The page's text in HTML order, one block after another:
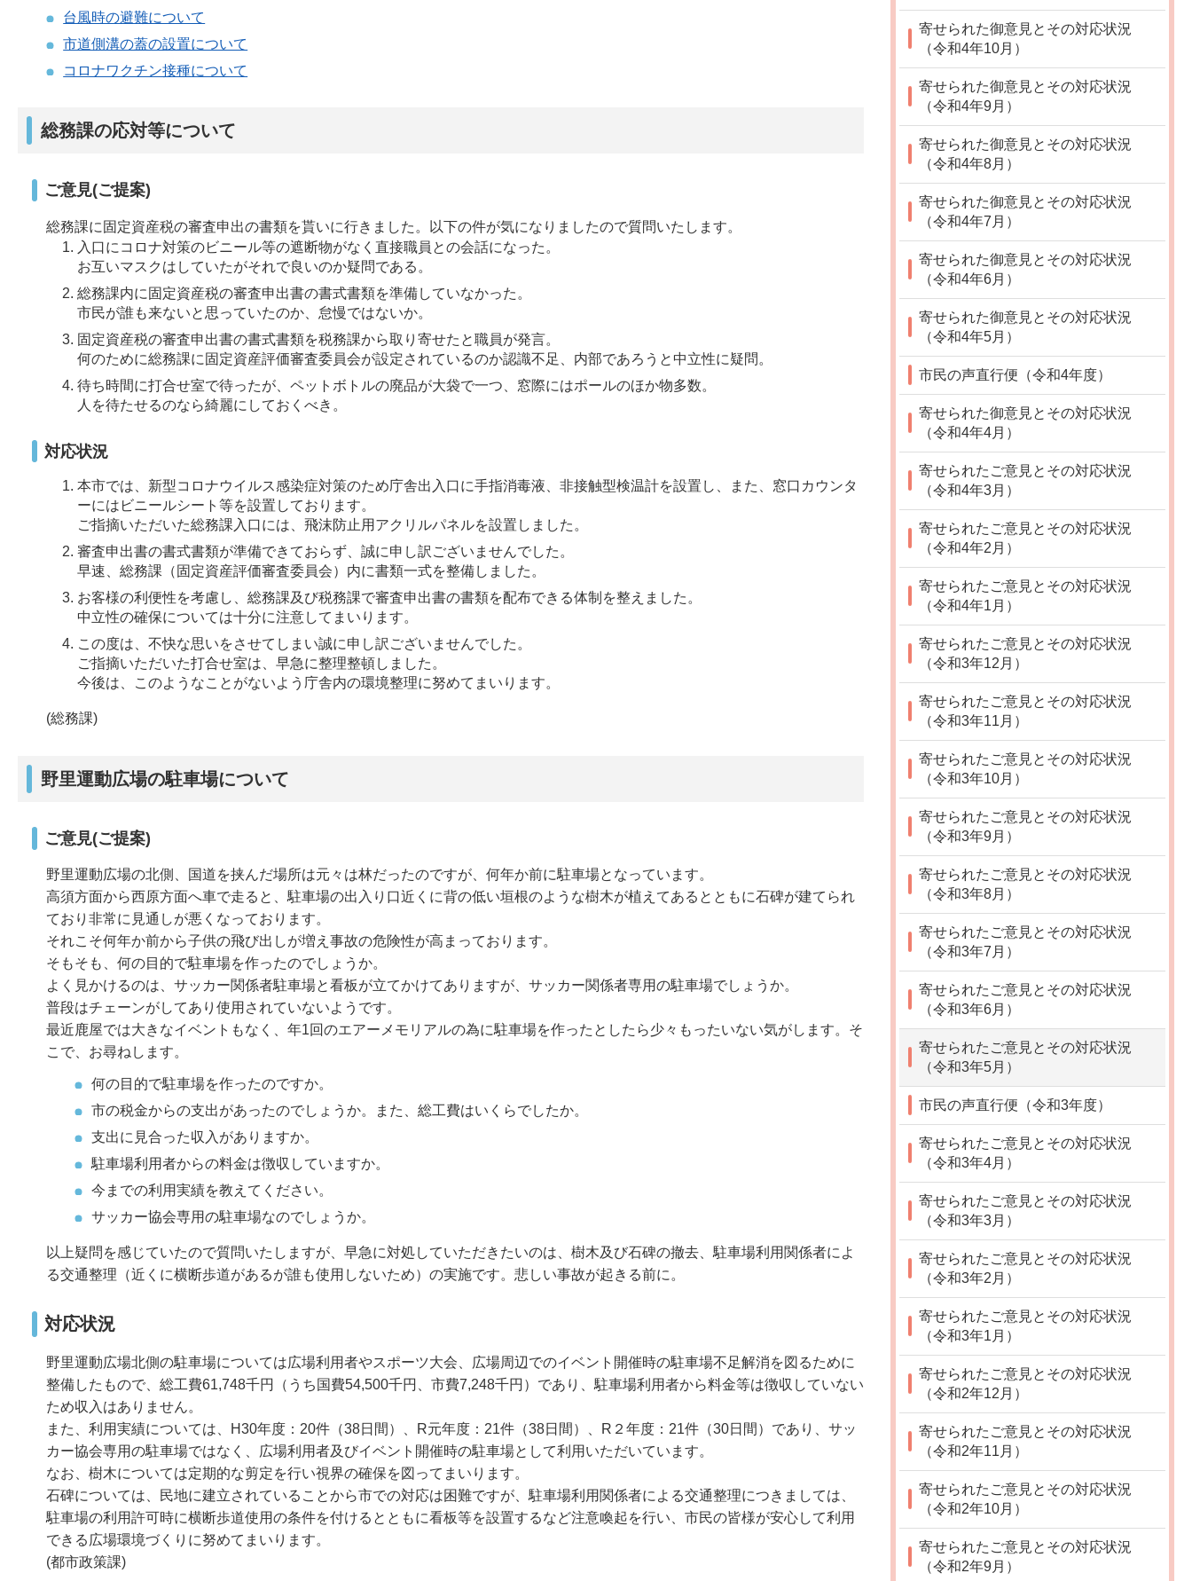
台風時の避難について
市道側溝の蓋の設置について
コロナワクチン接種について
総務課の応対等について
ご意見(ご提案)
総務課に固定資産税の審査申出の書類を貰いに行きました。以下の件が気になりましたので質問いたします。
入口にコロナ対策のビニール等の遮断物がなく直接職員との会話になった。
お互いマスクはしていたがそれで良いのか疑問である。
総務課内に固定資産税の審査申出書の書式書類を準備していなかった。
市民が誰も来ないと思っていたのか、怠慢ではないか。
固定資産税の審査申出書の書式書類を税務課から取り寄せたと職員が発言。
何のために総務課に固定資産評価審査委員会が設定されているのか認識不足、内部であろうと中立性に疑問。
待ち時間に打合せ室で待ったが、ペットボトルの廃品が大袋で一つ、窓際にはポールのほか物多数。
人を待たせるのなら綺麗にしておくべき。
対応状況
本市では、新型コロナウイルス感染症対策のため庁舎出入口に手指消毒液、非接触型検温計を設置し、また、窓口カウンタ
ーにはビニールシート等を設置しております。
ご指摘いただいた総務課入口には、飛沫防止用アクリルパネルを設置しました。
審査申出書の書式書類が準備できておらず、誠に申し訳ございませんでした。
早速、総務課（固定資産評価審査委員会）内に書類一式を整備しました。
お客様の利便性を考慮し、総務課及び税務課で審査申出書の書類を配布できる体制を整えました。
中立性の確保については十分に注意してまいります。
この度は、不快な思いをさせてしまい誠に申し訳ございませんでした。
ご指摘いただいた打合せ室は、早急に整理整頓しました。
今後は、このようなことがないよう庁舎内の環境整理に努めてまいります。
(総務課)
野里運動広場の駐車場について
ご意見(ご提案)
野里運動広場の北側、国道を挟んだ場所は元々は林だったのですが、何年か前に駐車場となっています。
高須方面から西原方面へ車で走ると、駐車場の出入り口近くに背の低い垣根のような樹木が植えてあるとともに石碑が建てられ
ており非常に見通しが悪くなっております。
それこそ何年か前から子供の飛び出しが増え事故の危険性が高まっております。
そもそも、何の目的で駐車場を作ったのでしょうか。
よく見かけるのは、サッカー関係者駐車場と看板が立てかけてありますが、サッカー関係者専用の駐車場でしょうか。
普段はチェーンがしてあり使用されていないようです。
最近鹿屋では大きなイベントもなく、年1回のエアーメモリアルの為に駐車場を作ったとしたら少々もったいない気がします。そ
こで、お尋ねします。
何の目的で駐車場を作ったのですか。
市の税金からの支出があったのでしょうか。また、総工費はいくらでしたか。
支出に見合った収入がありますか。
駐車場利用者からの料金は徴収していますか。
今までの利用実績を教えてください。
サッカー協会専用の駐車場なのでしょうか。
以上疑問を感じていたので質問いたしますが、早急に対処していただきたいのは、樹木及び石碑の撤去、駐車場利用関係者によ
る交通整理（近くに横断歩道があるが誰も使用しないため）の実施です。悲しい事故が起きる前に。
対応状況
野里運動広場北側の駐車場については広場利用者やスポーツ大会、広場周辺でのイベント開催時の駐車場不足解消を図るために
整備したもので、総工費61,748千円（うち国費54,500千円、市費7,248千円）であり、駐車場利用者から料金等は徴収していない
ため収入はありません。
また、利用実績については、H30年度：20件（38日間）、R元年度：21件（38日間）、R２年度：21件（30日間）であり、サッ
カー協会専用の駐車場ではなく、広場利用者及びイベント開催時の駐車場として利用いただいています。
なお、樹木については定期的な剪定を行い視界の確保を図ってまいります。
石碑については、民地に建立されていることから市での対応は困難ですが、駐車場利用関係者による交通整理につきましては、
駐車場の利用許可時に横断歩道使用の条件を付けるとともに看板等を設置するなど注意喚起を行い、市民の皆様が安心して利用
できる広場環境づくりに努めてまいります。
(都市政策課)
寄せられた御意見とその対応状況
（令和4年10月）
寄せられた御意見とその対応状況
（令和4年9月）
寄せられた御意見とその対応状況
（令和4年8月）
寄せられた御意見とその対応状況
（令和4年7月）
寄せられた御意見とその対応状況
（令和4年6月）
寄せられた御意見とその対応状況
（令和4年5月）
市民の声直行便（令和4年度）
寄せられた御意見とその対応状況
（令和4年4月）
寄せられたご意見とその対応状況
（令和4年3月）
寄せられたご意見とその対応状況
（令和4年2月）
寄せられたご意見とその対応状況
（令和4年1月）
寄せられたご意見とその対応状況
（令和3年12月）
寄せられたご意見とその対応状況
（令和3年11月）
寄せられたご意見とその対応状況
（令和3年10月）
寄せられたご意見とその対応状況
（令和3年9月）
寄せられたご意見とその対応状況
（令和3年8月）
寄せられたご意見とその対応状況
（令和3年7月）
寄せられたご意見とその対応状況
（令和3年6月）
寄せられたご意見とその対応状況
（令和3年5月）
市民の声直行便（令和3年度）
寄せられたご意見とその対応状況
（令和3年4月）
寄せられたご意見とその対応状況
（令和3年3月）
寄せられたご意見とその対応状況
（令和3年2月）
寄せられたご意見とその対応状況
（令和3年1月）
寄せられたご意見とその対応状況
（令和2年12月）
寄せられたご意見とその対応状況
（令和2年11月）
寄せられたご意見とその対応状況
（令和2年10月）
寄せられたご意見とその対応状況
（令和2年9月）